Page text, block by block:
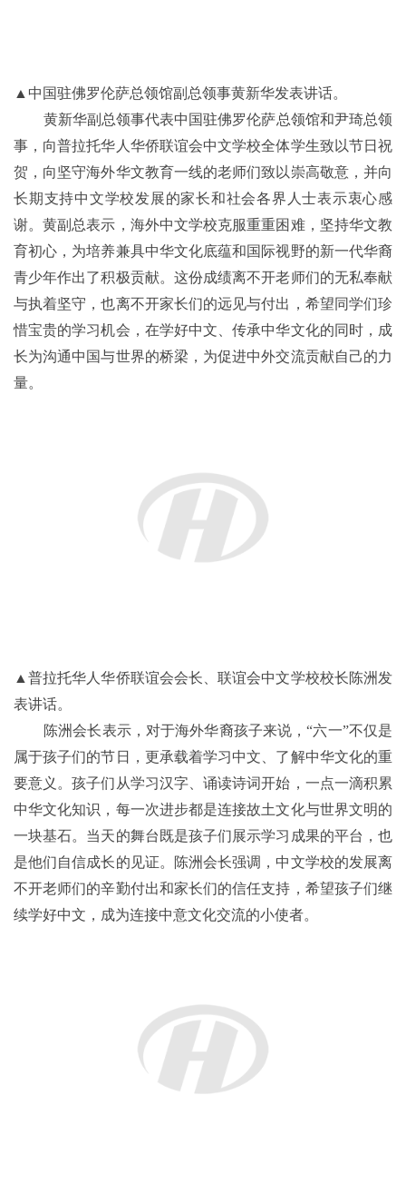
▲中国驻佛罗伦萨总领馆副总领事黄新华发表讲话。
黄新华副总领事代表中国驻佛罗伦萨总领馆和尹琦总领
事，向普拉托华人华侨联谊会中文学校全体学生致以节日祝
贺，向坚守海外华文教育一线的老师们致以崇高敬意，并向
长期支持中文学校发展的家长和社会各界人士表示衷心感
谢。黄副总表示，海外中文学校克服重重困难，坚持华文教
育初心，为培养兼具中华文化底蕴和国际视野的新一代华裔
青少年作出了积极贡献。这份成绩离不开老师们的无私奉献
与执着坚守，也离不开家长们的远见与付出，希望同学们珍
惜宝贵的学习机会，在学好中文、传承中华文化的同时，成
长为沟通中国与世界的桥梁，为促进中外交流贡献自己的力
▲普拉托华人华侨联谊会会长、联谊会中文学校校长陈洲发
表讲话。
陈洲会长表示，对于海外华裔孩子来说，“六一”不仅是
属于孩子们的节日，更承载着学习中文、了解中华文化的重
要意义。孩子们从学习汉字、诵读诗词开始，一点一滴积累
中华文化知识，每一次进步都是连接故土文化与世界文明的
一块基石。当天的舞台既是孩子们展示学习成果的平台，也
是他们自信成长的见证。陈洲会长强调，中文学校的发展离
不开老师们的辛勤付出和家长们的信任支持，希望孩子们继